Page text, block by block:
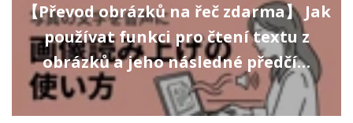
【Převod obrázků na řeč zdarma】 Jak
používat funkci pro čtení textu z
obrázků a jeho následné předčí…